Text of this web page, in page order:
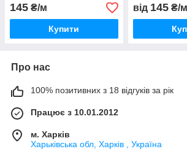
145 ₴/м
Купити
від 145₴/м
Про нас
100% позитивних з 18 відгуків за рік
Працює з 10.01.2012
м. Харків
Харьківська обл, Харків , Україна